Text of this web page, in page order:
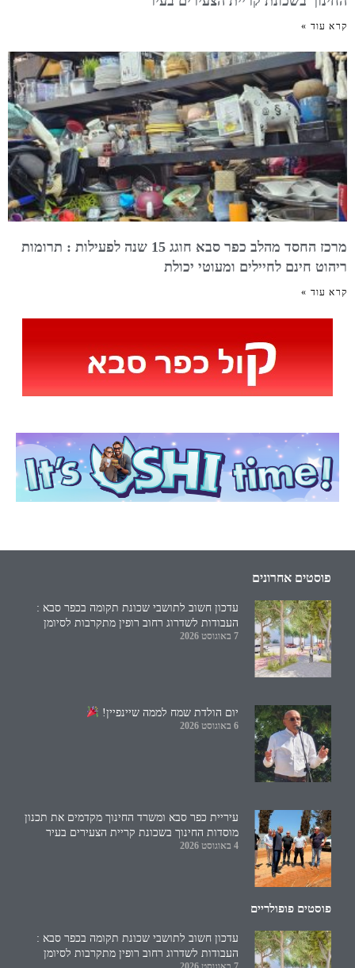
קרא עוד »
מרכז החסד מהלב כפר סבא חוגג 15 שנה לפעילות : תרומות
ריהוט חינם לחיילים ומעוטי יכולת
קרא עוד »
פוסטים אחרונים
עדכון חשוב לתושבי שכונת תקומה בכפר סבא :
העבודות לשדרוג רחוב רופין מתקרבות לסיומן
7 באוגוסט 2026
יום הולדת שמח לממה שיינפיין!
6 באוגוסט 2026
עיריית כפר סבא ומשרד החינוך מקדמים את תכנון
מוסדות החינוך בשכונת קריית הצעירים בעיר
4 באוגוסט 2026
פוסטים פופולריים
עדכון חשוב לתושבי שכונת תקומה בכפר סבא :
העבודות לשדרוג רחוב רופין מתקרבות לסיומן